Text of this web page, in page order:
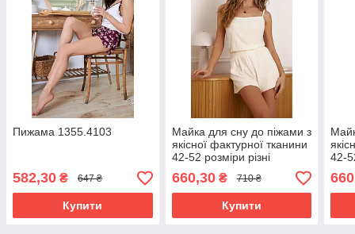
Пижама 1355.4103
582,30 ₴ 647 ₴
Купити
Майка для сну до піжами з
якісної фактурної тканини
42-52 розміри різні
кольори молочна
660,30₴ 710 ₴
Купити
42-